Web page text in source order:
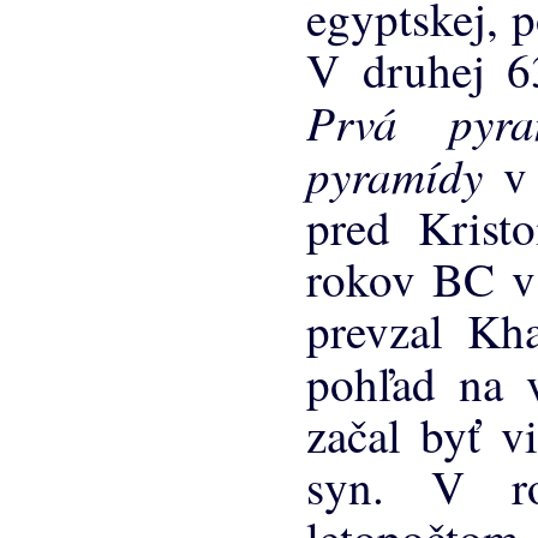
egyptskej,
V druhej
Prvá
pyramídy v
pred
rokov BC
prevzal
pohľad na
začal byť
syn. V